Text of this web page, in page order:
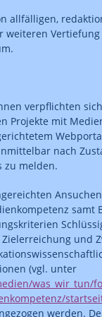
allfälligen,
weiteren
verpflichten
Projekte mit
nach
zu melden.
samt
und
(vgl. unter
was_wir_tun/
werden.